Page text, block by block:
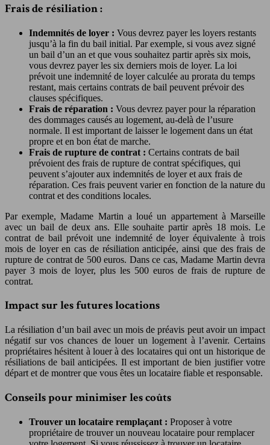
Frais de résiliation :
Indemnités de loyer : Vous devrez payer les loyers restants
jusqu’à la fin du bail initial. Par exemple, si vous avez signé
un bail d’un an et que vous souhaitez partir après six mois,
vous devrez payer les six derniers mois de loyer. La loi
prévoit une indemnité de loyer calculée au prorata du temps
restant, mais certains contrats de bail peuvent prévoir des
clauses spécifiques.
Frais de réparation : Vous devrez payer pour la réparation
des dommages causés au logement, au-delà de l’usure
normale. Il est important de laisser le logement dans un état
propre et en bon état de marche.
Frais de rupture de contrat : Certains contrats de bail
prévoient des frais de rupture de contrat spécifiques, qui
peuvent s’ajouter aux indemnités de loyer et aux frais de
réparation. Ces frais peuvent varier en fonction de la nature du
contrat et des conditions locales.
Par exemple, Madame Martin a loué un appartement à Marseille
avec un bail de deux ans. Elle souhaite partir après 18 mois. Le
contrat de bail prévoit une indemnité de loyer équivalente à trois
mois de loyer en cas de résiliation anticipée, ainsi que des frais de
rupture de contrat de 500 euros. Dans ce cas, Madame Martin devra
payer 3 mois de loyer, plus les 500 euros de frais de rupture de
contrat.
Impact sur les futures locations
La résiliation d’un bail avec un mois de préavis peut avoir un impact
négatif sur vos chances de louer un logement à l’avenir. Certains
propriétaires hésitent à louer à des locataires qui ont un historique de
résiliations de bail anticipées. Il est important de bien justifier votre
départ et de montrer que vous êtes un locataire fiable et responsable.
Conseils pour minimiser les coûts
Trouver un locataire remplaçant : Proposer à votre
propriétaire de trouver un nouveau locataire pour remplacer